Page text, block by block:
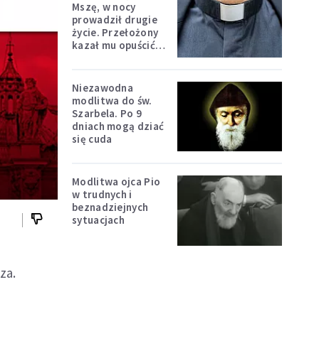
Mszę, w nocy
prowadził drugie
życie. Przełożony
kazał mu opuścić
Niezawodna
modlitwa do św.
Szarbela. Po 9
dniach mogą dziać
się cuda
Modlitwa ojca Pio
w trudnych i
beznadziejnych
sytuacjach